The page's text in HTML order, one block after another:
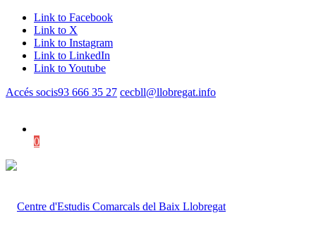
Link to Facebook
Link to X
Link to Instagram
Link to LinkedIn
Link to Youtube
Accés socis93 666 35 27 cecbll@llobregat.info
0